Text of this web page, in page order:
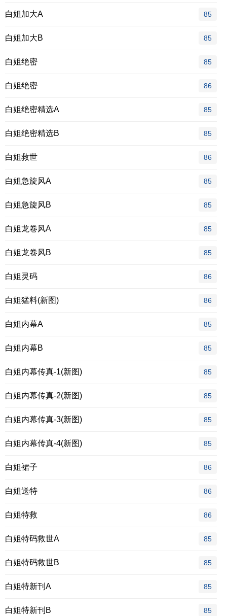
白姐加大A 85
白姐加大B 85
白姐绝密 85
白姐绝密 86
白姐绝密精选A 85
白姐绝密精选B 85
白姐救世 86
白姐急旋风A 85
白姐急旋风B 85
白姐龙卷风A 85
白姐龙卷风B 85
白姐灵码 86
白姐猛料(新图) 86
白姐内幕A 85
白姐内幕B 85
白姐内幕传真-1(新图) 85
白姐内幕传真-2(新图) 85
白姐内幕传真-3(新图) 85
白姐内幕传真-4(新图) 85
白姐裙子 86
白姐送特 86
白姐特救 86
白姐特码救世A 85
白姐特码救世B 85
白姐特新刊A 85
白姐特新刊B 85